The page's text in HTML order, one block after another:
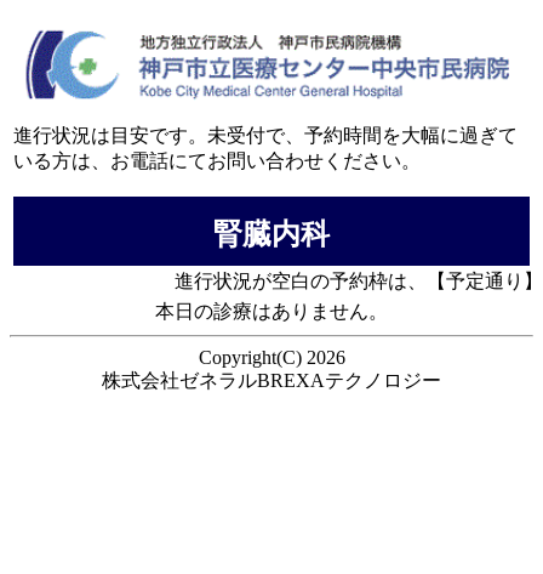
進行状況は目安です。未受付で、予約時間を大幅に過ぎて
いる方は、お電話にてお問い合わせください。
腎臓内科
進行状況が空白の予約枠は、【予定通り
本日の診療はありません。
Copyright(C) 2026
株式会社ゼネラルBREXAテクノロジー